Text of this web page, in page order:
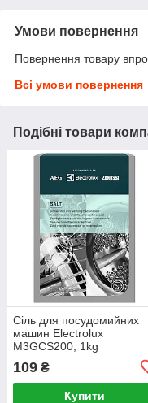
Умови повернення
Повернення товару
Всі умови повернення
Подібні товари
Сіль для посудомийних
машин Electrolux
M3GCS200, 1kg
109 ₴
Купити